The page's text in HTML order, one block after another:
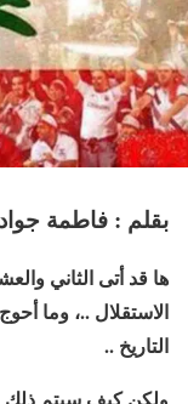
بقلم : فاطمة
ها قد أتى الثاني
الاستقلال ..، وما
التاريخ ..